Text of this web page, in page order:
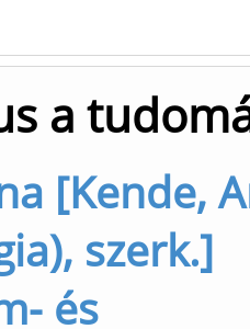
a
[Kende,
szerk.]
és